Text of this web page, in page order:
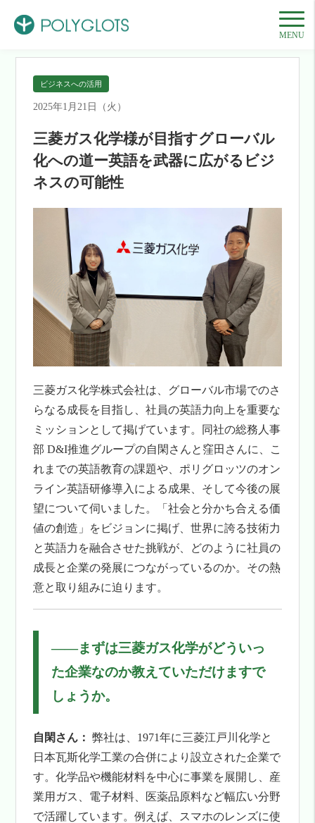
MENU
HOME 事例一覧 ビジネスへの活用 三菱ガス化学様が目指すグローバル
ビジネスへの活用
2025年1月21日（火）
三菱ガス化学様が目指すグローバル
化への道ー英語を武器に広がるビジ
ネスの可能性
三菱ガス化学株式会社は、グローバル市場でのさ
らなる成長を目指し、社員の英語力向上を重要な
ミッションとして掲げています。同社の総務人事
部 D&I推進グループの自閑さんと窪田さんに、こ
れまでの英語教育の課題や、ポリグロッツのオン
ライン英語研修導入による成果、そして今後の展
望について伺いました。「社会と分かち合える価
値の創造」をビジョンに掲げ、世界に誇る技術力
と英語力を融合させた挑戦が、どのように社員の
成長と企業の発展につながっているのか。その熱
意と取り組みに迫ります。
――まずは三菱ガス化学がどういっ
た企業なのか教えていただけますで
しょうか。
自閑さん：弊社は、1971年に三菱江戸川化学と
日本瓦斯化学工業の合併により設立された企業で
す。化学品や機能材料を中心に事業を展開し、産
業用ガス、電子材料、医薬品原料など幅広い分野
で活躍しています。例えば、スマホのレンズに使